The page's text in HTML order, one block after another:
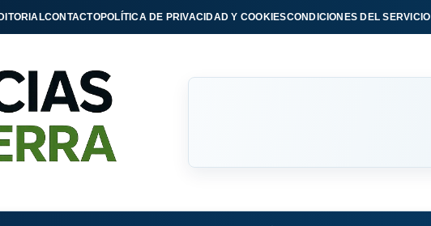
CONTACTOPOLÍTICA DE PRIVACIDAD Y COOKIESCONDICIONES DEL SERVICIO